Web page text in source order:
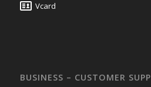
Vcard
BUSINESS – CUSTOMER